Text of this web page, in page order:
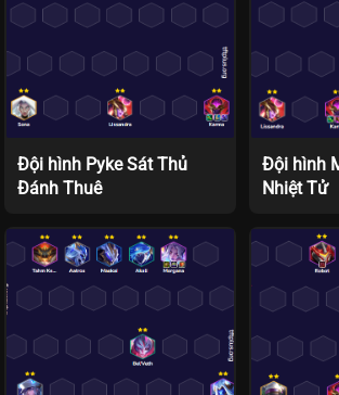
Đội hình Pyke Sát Thủ
Đánh Thuê
Đội hình
Nhiệt Tử